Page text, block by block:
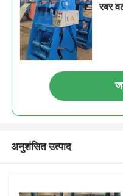
रबर
अनुशंसित उत्पाद